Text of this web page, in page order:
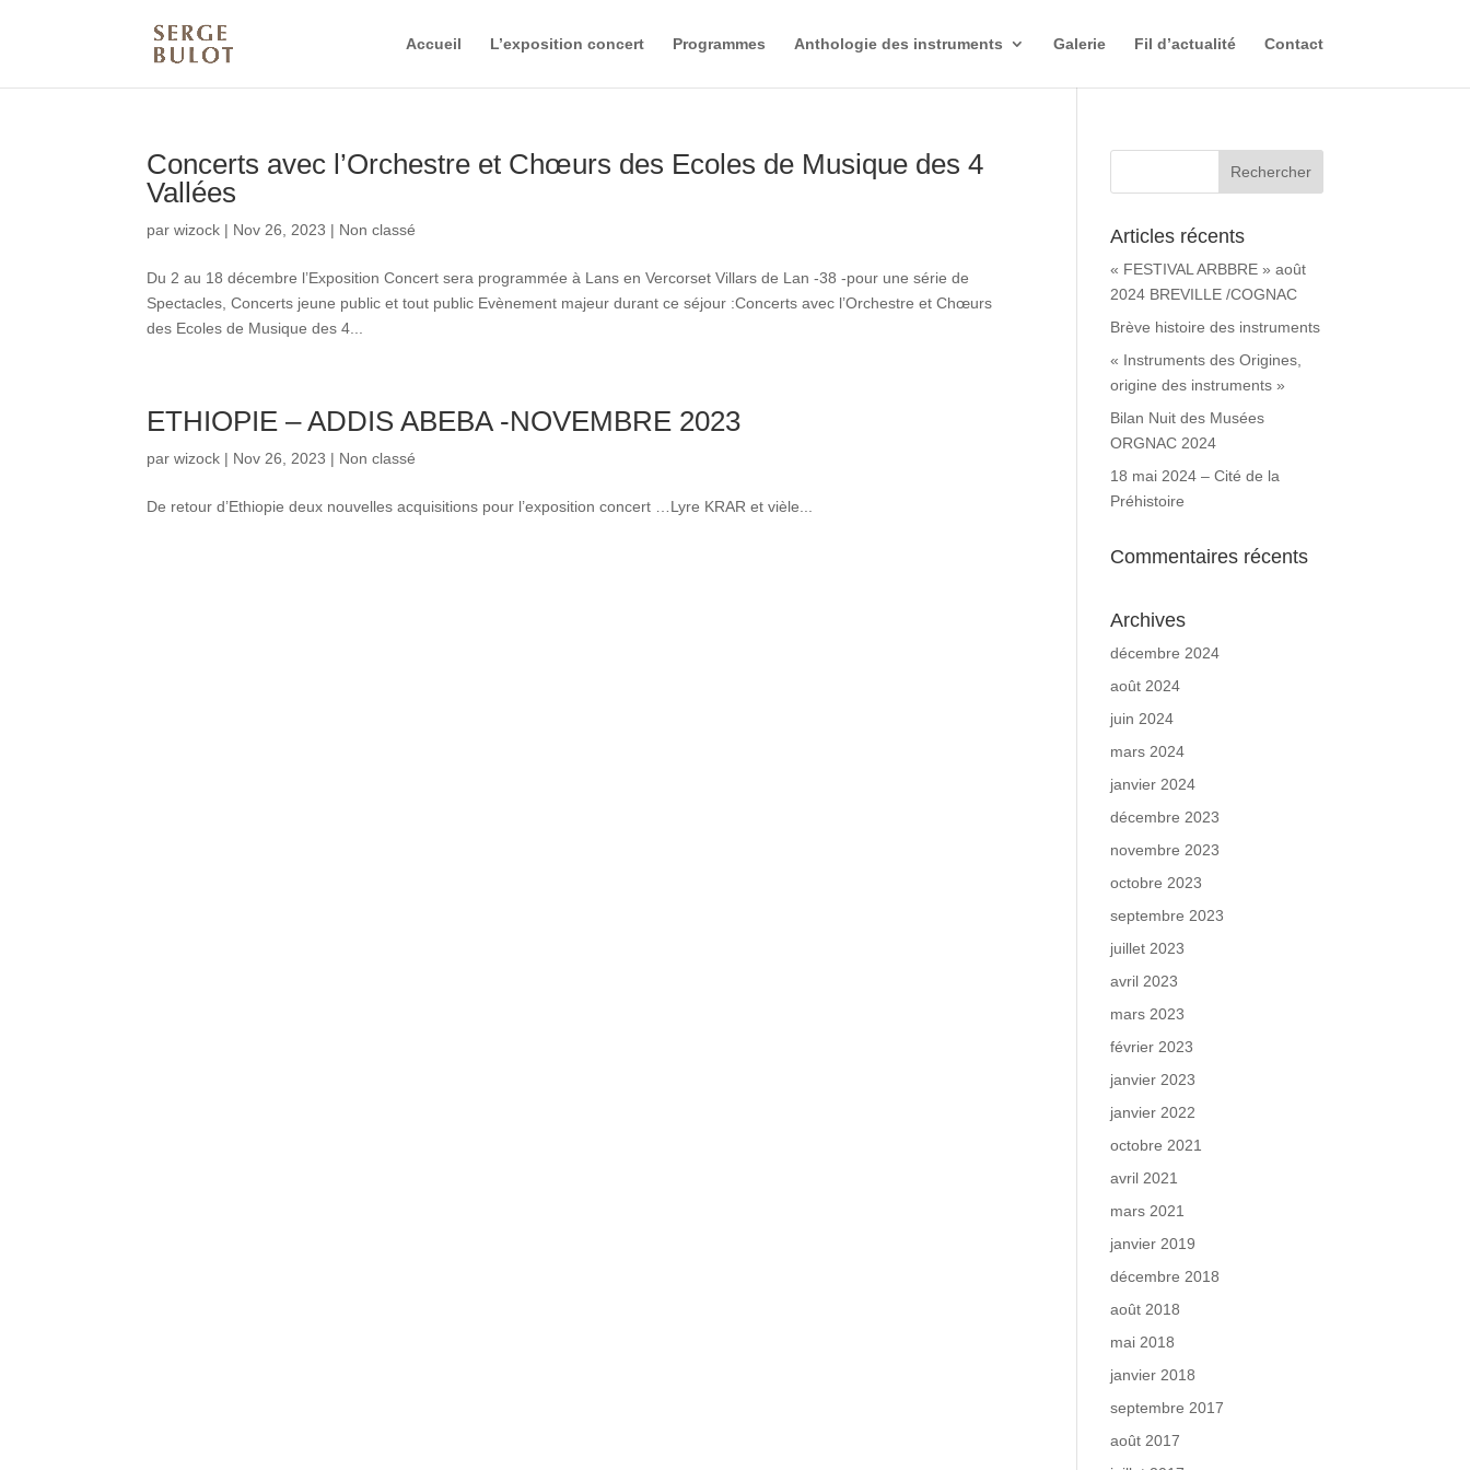
Accueil L’exposition concert Programmes Anthologie des instruments Galerie Fil d’actualité Contact
Concerts avec l’Orchestre et Chœurs des Ecoles de Musique des 4
Vallées
parwizock | Nov 26, 2023 | Non classé
Du 2 au 18 décembre l’Exposition Concert sera programmée à Lans en Vercorset Villars de Lan -38 -pour une série de
Spectacles, Concerts jeune public et tout public Evènement majeur durant ce séjour :Concerts avec l’Orchestre et Chœurs
des Ecoles de Musique des 4...
ETHIOPIE – ADDIS ABEBA -NOVEMBRE 2023
parwizock | Nov 26, 2023 | Non classé
De retour d’Ethiopie deux nouvelles acquisitions pour l’exposition concert …Lyre KRAR et vièle...
Articles récents
« FESTIVAL ARBBRE » août
2024 BREVILLE /COGNAC
Brève histoire des instruments
« Instruments des Origines,
origine des instruments »
Bilan Nuit des Musées
ORGNAC 2024
18 mai 2024 – Cité de la
Préhistoire
Commentaires récents
Archives
décembre 2024
août 2024
juin 2024
mars 2024
janvier 2024
décembre 2023
novembre 2023
octobre 2023
septembre 2023
juillet 2023
avril 2023
mars 2023
février 2023
janvier 2023
janvier 2022
octobre 2021
avril 2021
mars 2021
janvier 2019
décembre 2018
août 2018
mai 2018
janvier 2018
septembre 2017
août 2017